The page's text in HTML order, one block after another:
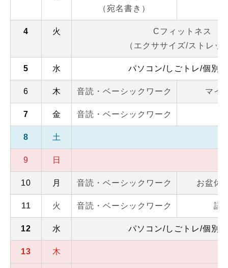
（宛名書き）
4 火
Cフィットネス
（エクササイズ/ストレッ
5 水 パソコン/しごトレ/個別
6 木 音読・ベーシックワーク マイ
7 金 音読・ベーシックワーク
8 土
9 日
10 月 音読・ベーシックワーク お盆休
11 火 音読・ベーシックワーク 語
12 水 パソコン/しごトレ/個別
13 木